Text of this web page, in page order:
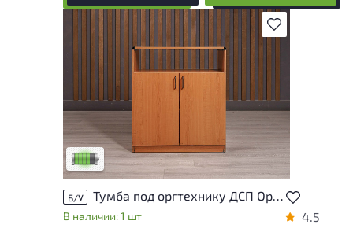
В избранное
У товара присутствуют незначительные
следы эксплуатации, не влияющие на
удобство его использования
Низкая степень износа
Б/У Тумба под оргтехнику ДСП Орех Россия
В наличии: 1 шт 4.5